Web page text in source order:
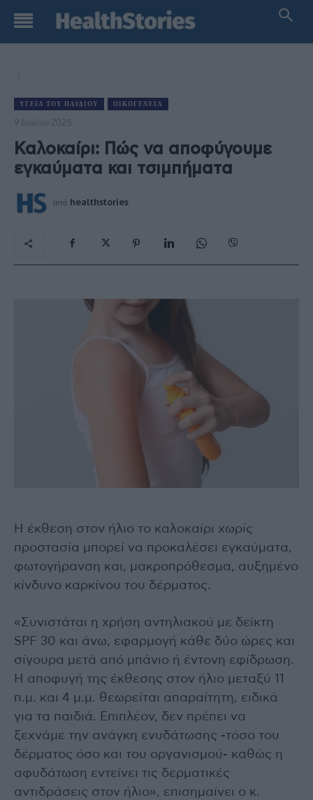
ΥΓΕΊΑ ΤΟΥ ΠΑΙΔΙΟΎ ΟΙΚΟΓΈΝΕΙΑ
9 Ιουλίου 2025
Καλοκαίρι: Πώς να αποφύγουμε
εγκαύματα και τσιμπήματα
από healthstories
Η έκθεση στον ήλιο το καλοκαίρι χωρίς
προστασία μπορεί να προκαλέσει εγκαύματα,
φωτογήρανση και, μακροπρόθεσμα, αυξημένο
κίνδυνο καρκίνου του δέρματος.
«Συνιστάται η χρήση αντηλιακού με δείκτη
SPF 30 και άνω, εφαρμογή κάθε δύο ώρες και
σίγουρα μετά από μπάνιο ή έντονη εφίδρωση.
Η αποφυγή της έκθεσης στον ήλιο μεταξύ 11
π.μ. και 4 μ.μ. θεωρείται απαραίτητη, ειδικά
για τα παιδιά. Επιπλέον, δεν πρέπει να
ξεχνάμε την ανάγκη ενυδάτωσης -τόσο του
δέρματος όσο και του οργανισμού- καθώς η
αφυδάτωση εντείνει τις δερματικές
αντιδράσεις στον ήλιο», επισημαίνει ο κ.